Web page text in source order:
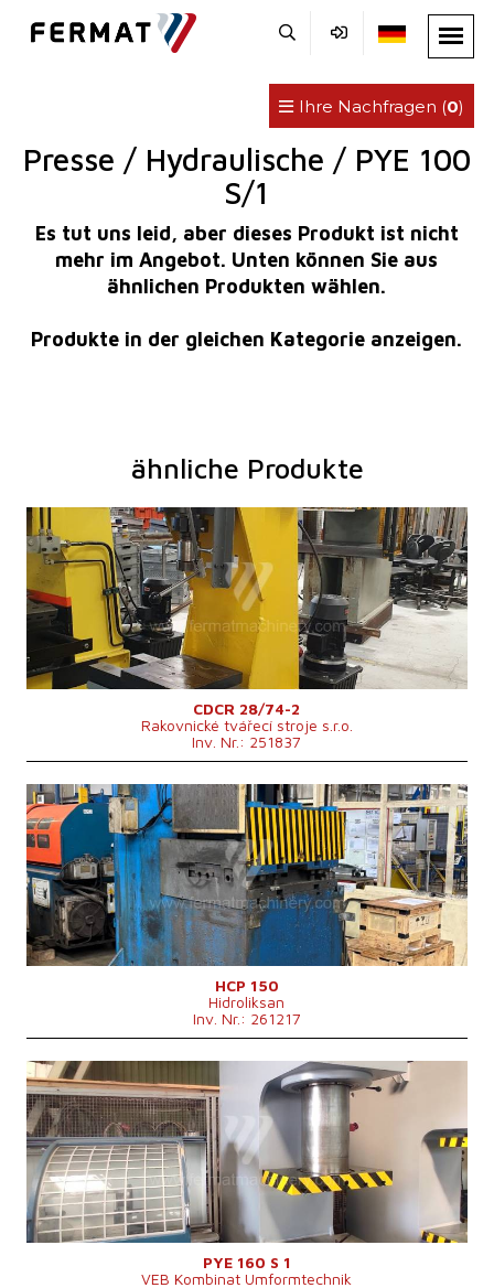
Ihre Nachfragen (0)
Presse / Hydraulische / PYE 100
S/1
Es tut uns leid, aber dieses Produkt ist nicht
mehr im Angebot. Unten können Sie aus
ähnlichen Produkten wählen.
Produkte in der gleichen Kategorie anzeigen.
ähnliche Produkte
Baujahr:
2005
Presskraft
28 t
Die Abmessungen des Desktop
mm
Max. Stößelhub
260 mm
Maschinengewicht
480 kg
Maschinenabmessungen L x B x H1230x700x1587 mm
Kontrollsystem
nein
CDCR 28/74-2
Rakovnické tvářecí stroje s.r.o.
Inv. Nr.: 251837
Baujahr:
2012
Presskraft
150 t
Die Abmessungen des Desktop700x1200 mm
Walzenanzahl
2
Max. Stößelhub
400 mm
Hauptmotorleistung
18,5 kW
Kontrollsystem
nein
HCP 150
Hidroliksan
Inv. Nr.: 261217
Baujahr:
Presskraft
160 t
Maschinengewicht
6838 kg
Tischmaße
900x630 mm
Maschinenabmessungen L x B x H2200x1250x3280m mm
Hauptmotorleistung
15 kW
Kontrollsystem
PYE 160 S 1
VEB Kombinat Umformtechnik